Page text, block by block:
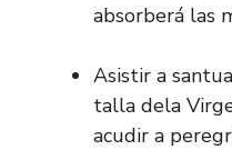
absorberá las
Asistir a
talla dela
acudir a